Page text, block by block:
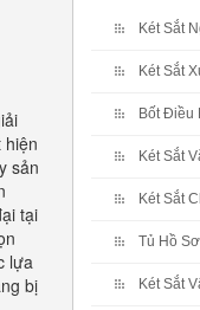
hiện
sản
tại
lựa
bị
Két Sắt
Két Sắt
Bốt Điều
Két Sắt
Két Sắt
Tủ Hồ
Két Sắt